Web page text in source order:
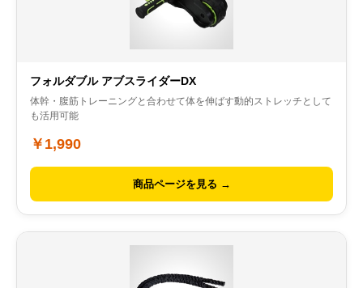
フォルダブル アブスライダーDX
体幹・腹筋トレーニングと合わせて体を伸ばす動的ストレッチとして
も活用可能
￥1,990
商品ページを見る →